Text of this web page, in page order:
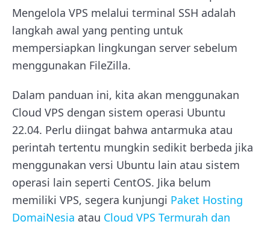
Mengelola VPS melalui terminal SSH adalah
langkah awal yang penting untuk
mempersiapkan lingkungan server sebelum
menggunakan FileZilla.
Dalam panduan ini, kita akan menggunakan
Cloud VPS dengan sistem operasi Ubuntu
22.04. Perlu diingat bahwa antarmuka atau
perintah tertentu mungkin sedikit berbeda jika
menggunakan versi Ubuntu lain atau sistem
operasi lain seperti CentOS. Jika belum
memiliki VPS, segera kunjungi Paket Hosting
DomaiNesia atau Cloud VPS Termurah dan